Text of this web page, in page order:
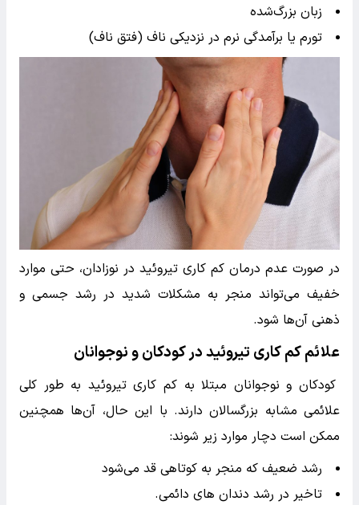
زبان بزرگ‌شده
تورم یا برآمدگی نرم در نزدیکی ناف (فتق ناف)
در صورت عدم درمان کم کاری تیروئید در نوزادان، حتی موارد
خفیف می‌تواند منجر به مشکلات شدید در رشد جسمی و
ذهنی آن‌ها شود.
علائم کم کاری تیروئید در کودکان و نوجوانان
کودکان و نوجوانان مبتلا به کم کاری تیروئید به طور کلی
علائمی مشابه بزرگسالان دارند. با این حال، آن‌ها همچنین
ممکن است دچار موارد زیر شوند:
رشد ضعیف که منجر به کوتاهی قد می‌شود
تاخیر در رشد دندان های دائمی.